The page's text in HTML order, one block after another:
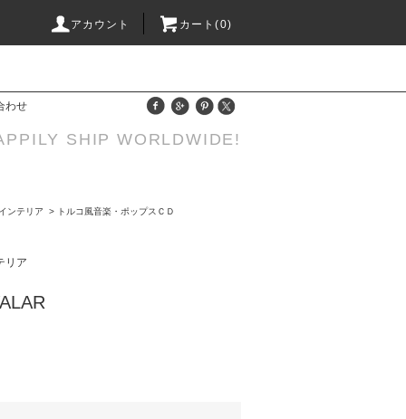
アカウント カート(0)
わせ
SHIP WORLDWIDE!
ンテリア > トルコ風音楽・ポップスＣＤ
リア